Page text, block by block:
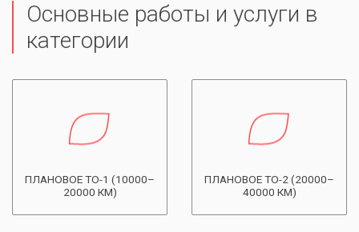
Основные работы и услуги в
категории
ПЛАНОВОЕ ТО-1 (10000–
20000 КМ)
ПЛАНОВОЕ ТО-2 (20000–
40000 КМ)